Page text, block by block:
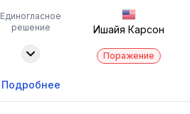
Единогласное
решение
Ишайя Карсон
Поражение
Подробнее